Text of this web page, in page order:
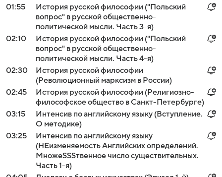
01:55
История русской философии ("Польский
вопрос" в русской общественно-
политической мысли. Часть 3-я)
02:10
История русской философии ("Польский
вопрос" в русской общественно-
политической мысли. Часть 4-я)
02:30
История русской философии
(Революционный марксизм в России)
02:45
История русской философии (Религиозно-
философское общество в Санкт-Петербурге)
03:15
Интенсив по английскому языку (Вступление.
О методике)
03:25
Интенсив по английскому языку
(НЕизменяемость Aнглийских определений.
МножeSSSтвенное число существительных.
Часть 1-я)